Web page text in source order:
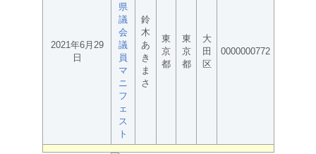
2021年6月29
日
県
議
会
議
員
マ
ニ
フ
ェ
ス
ト
鈴
木
あ
き
ま
さ
東
京
都
東
京
都
大
田
区
0000000772